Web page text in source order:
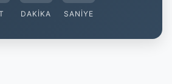
DAKIKA SANIYE